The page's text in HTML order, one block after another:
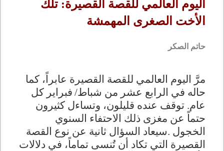
اليوم العالمي للقصة القصيرة: تلك
الأخت الصغرى المهمشة
حاتم الصكر
مرَّ اليوم العالمي للقصة القصيرة عابراً، كما
حاله في الرابع عشر من شباط/ فبراير كل
عام. توقف عنده قليلون، وتساءل كثيرون
حتماً عن مغزى ذلك الاحتفاء السنوي
الخجول .سيعاد السؤال ثانية عن نوع القصة
القصيرة التي تكاد أن تُنسى تماماً، في دلالات